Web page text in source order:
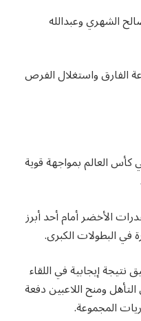
الشهري وعبدالله
الفارق واستغلال الفرص
العالم بمواجهة قوية
الأخضر أمام أحد أبرز
في البطولات الكبرى.
إيجابية في اللقاء
ومنح اللاعبين دفعة
المجموعة.